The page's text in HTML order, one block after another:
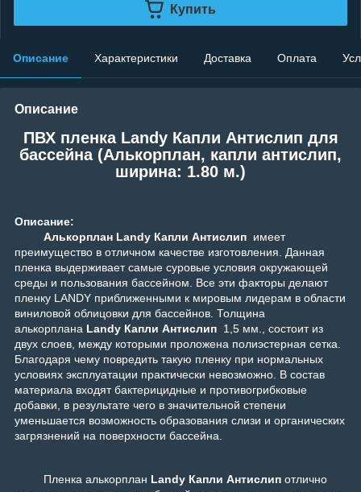
Купить
Описание Характеристики Доставка Оплата
Описание
ПВХ пленка Landy Капли Антислип для
бассейна (Алькорплан, капли антислип,
ширина: 1.80 м.)
Описание:
Алькорплан Landy Капли Антислип имеет
преимущество в отличном качестве изготовления. Данная
пленка выдерживает самые суровые условия окружающей
среды и пользования бассейном. Все эти факторы делают
пленку LANDY приближенными к мировым лидерам в области
виниловой облицовки для бассейнов. Толщина
алькорплана Landy Капли Антислип 1,5 мм., состоит из
двух слоев, между которыми проложена полиэстерная сетка.
Благодаря чему повредить такую пленку при нормальных
условиях эксплуатации практически невозможно. В состав
материала входят бактерицидные и противогрибковые
добавки, в результате чего в значительной степени
уменьшается возможность образования слизи и органических
загрязнений на поверхности бассейна.
Пленка алькорплан Landy Капли Антислип отлично